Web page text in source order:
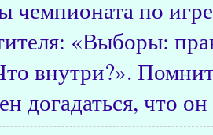
чемпионата по
«Выборы:
внутри?».
догадаться, что